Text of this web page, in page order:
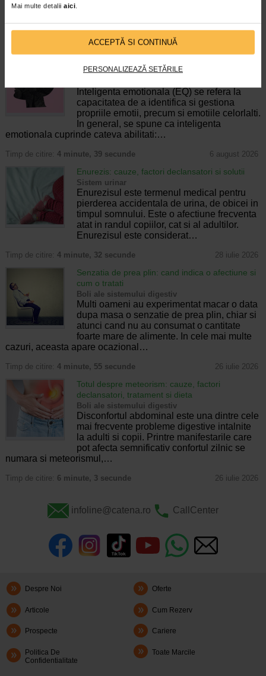
Mai multe detalii aici.
ACCEPTĂ SI CONTINUĂ
PERSONALIZEAZĂ SETĂRILE
CELE MAI RECENTE ARTICOLE
metode prin care va puteti imbunatati EQ-ul
Inteligenta emotionala (EQ) se refera la
capacitatea de a identifica si gestiona
propriile emotii, precum si emotiile celorlalti.
In general, se spune ca inteligenta
emotionala cuprinde cateva abilitati:…
Timp de citire: 4 minute, 39 secunde 6 august 2026
Enurezis: cauze, factori declansatori si solutii
Sistem urinar
Enurezisul este termenul medical pentru
pierderea accidentala de urina, de obicei in
timpul somnului. Este o afectiune frecventa
atat in randul copiilor, cat si al adultilor.
Enurezisul este considerat…
Timp de citire: 4 minute, 32 secunde 28 iulie 2026
Senzatia de prea plin: cand indica o afectiune si
cum o tratati
Boli ale sistemului digestiv
Multi oameni au experimentat macar o data
dupa masa o senzatie de prea plin, chiar si
atunci cand nu au consumat o cantitate
foarte mare de alimente. In cele mai multe
cazuri, aceasta apare ocazional…
Timp de citire: 4 minute, 55 secunde 26 iulie 2026
Totul despre meteorism: cauze, factori
declansatori, tratament si dieta
Boli ale sistemului digestiv
Disconfortul abdominal este una dintre cele
mai frecvente probleme digestive intalnite
la adulti si copii. Printre manifestarile care
pot afecta semnificativ confortul zilnic se
numara si meteorismul,…
Timp de citire: 6 minute, 3 secunde 26 iulie 2026
infoline@catena.ro CallCenter
Despre Noi Oferte
Articole Cum Rezerv
Prospecte Cariere
Politica De
Confidentialitate
Toate Marcile